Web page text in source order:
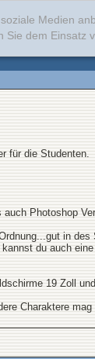
Medien
dem Einsatz
für die Studenten.
auch Photoshop
in
du auch
19 Zoll
Charaktere mag